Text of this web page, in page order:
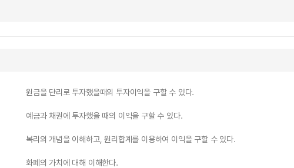
원금을 단리로 투자했을때의 투자이익을 구할 수 있다.
예금과 채권에 투자했을 때의 이익을 구할 수 있다.
복리의 개념을 이해하고, 원리합계를 이용하여 이익을 구할 수 있다.
화폐의 가치에 대해 이해한다.